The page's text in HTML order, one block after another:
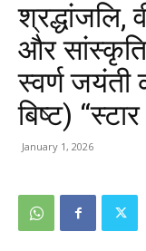
श्रद्धांजलि,
और
स्वर्ण जयंती
बिष्ट)
January 1, 2026